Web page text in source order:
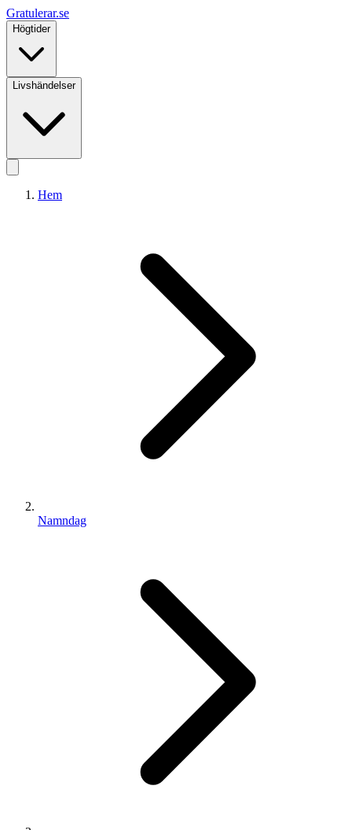
Gratulerar.se
Högtider
Livshändelser
Hem
Namndag